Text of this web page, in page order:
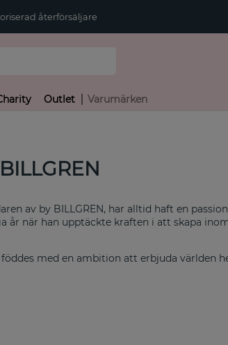
återförsäljare
Outlet Varumärken
av by BILLGREN, har alltid haft en
år när han upptäckte kraften i att skapa
föddes med en ambition att erbjuda världen